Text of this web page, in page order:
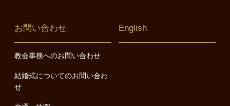
お問い合わせ
教会事務へのお問い合わせ
結婚式についてのお問い合わ
せ
English